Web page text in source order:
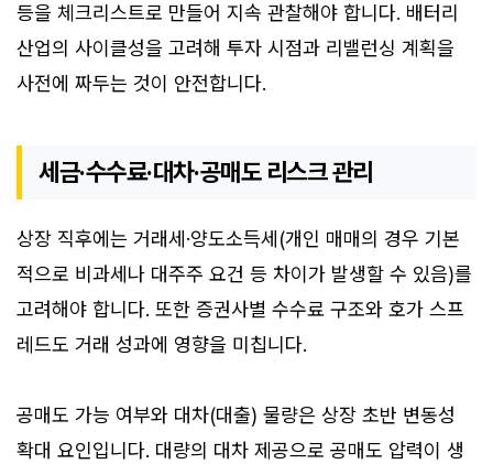
등을 체크리스트로 만들어 지속 관찰해야 합니다. 배터리
산업의 사이클성을 고려해 투자 시점과 리밸런싱 계획을
사전에 짜두는 것이 안전합니다.
세금·수수료·대차·공매도 리스크 관리
상장 직후에는 거래세·양도소득세(개인 매매의 경우 기본
적으로 비과세나 대주주 요건 등 차이가 발생할 수 있음)를
고려해야 합니다. 또한 증권사별 수수료 구조와 호가 스프
레드도 거래 성과에 영향을 미칩니다.
공매도 가능 여부와 대차(대출) 물량은 상장 초반 변동성
확대 요인입니다. 대량의 대차 제공으로 공매도 압력이 생